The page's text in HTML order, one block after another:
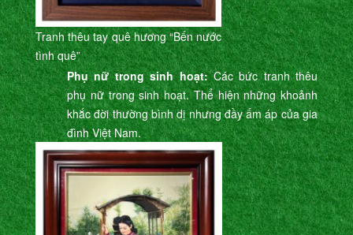
Tranh thêu tay quê hương “Bến nước
tình quê”
Phụ nữ trong sinh hoạt:Các bức tranh thêu
phụ nữ trong sinh hoạt. Thể hiện những khoảnh
khắc đời thường bình dị nhưng đầy ấm áp của gia
đình Việt Nam.